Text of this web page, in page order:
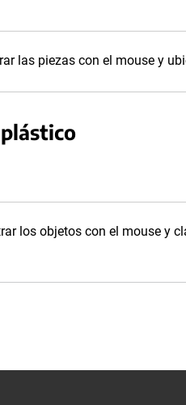
las piezas con el mouse y
los objetos con el mouse y